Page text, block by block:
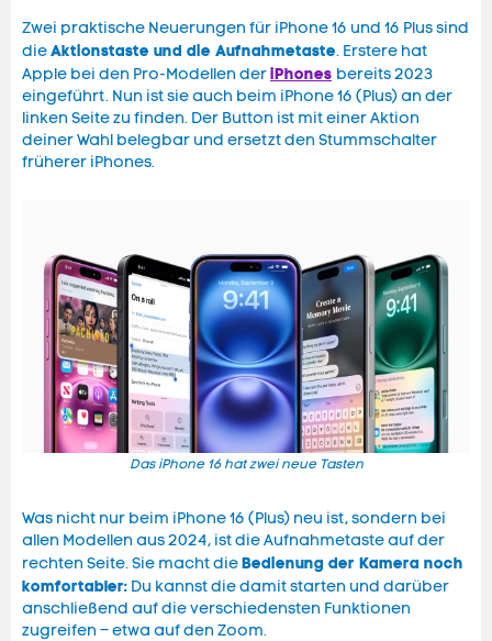
Zwei praktische Neuerungen für iPhone 16 und 16 Plus sind
dieAktionstaste und die Aufnahmetaste. Erstere hat
Apple bei den Pro-Modellen deriPhones bereits 2023
eingeführt. Nun ist sie auch beim iPhone 16 (Plus) an der
linken Seite zu finden. Der Button ist mit einer Aktion
deiner Wahl belegbar und ersetzt den Stummschalter
früherer iPhones.
Das iPhone 16 hat zwei neue Tasten
Was nicht nur beim iPhone 16 (Plus) neu ist, sondern bei
allen Modellen aus 2024, ist die Aufnahmetaste auf der
rechten Seite. Sie macht dieBedienung der Kamera noch
komfortabler: Du kannst die damit starten und darüber
anschließend auf die verschiedensten Funktionen
zugreifen – etwa auf den Zoom.